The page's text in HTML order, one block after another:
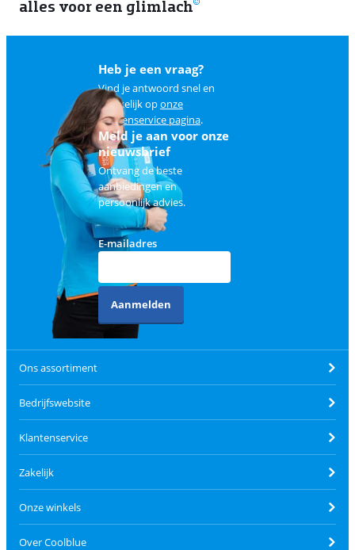
alles voor een glimlach
Heb je een vraag?
Vind je antwoord snel en
makkelijk oponze
klantenservice pagina.
Meld je aan voor onze
nieuwsbrief
Ontvang de beste
aanbiedingen en
persoonlijk advies.
E-mailadres
Aanmelden
Ons assortiment
Bedrijfswebsite
Klantenservice
Zakelijk
Onze winkels
Over Coolblue